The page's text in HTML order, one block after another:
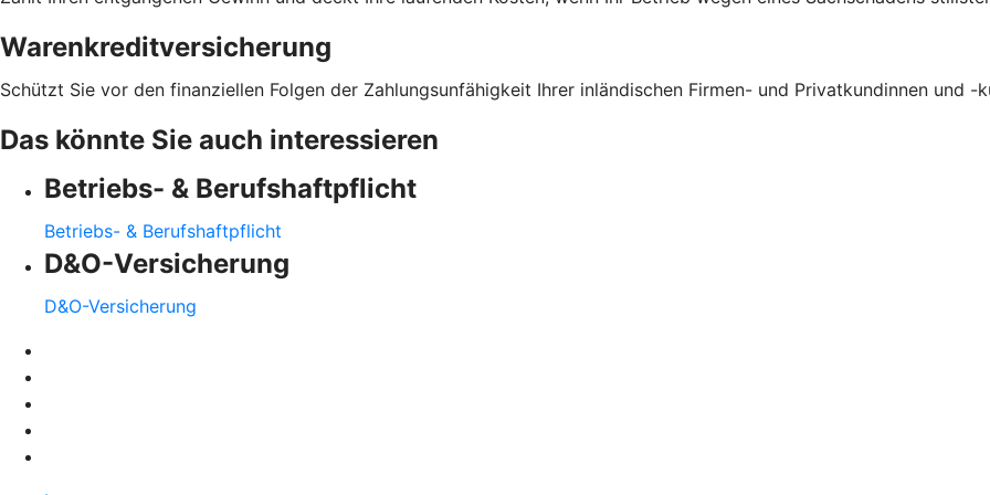
Warenkreditversicherung
Schützt Sie vor den finanziellen Folgen der Zahlungsunfähigkeit Ihrer inländischen Firmen- und Privatkundinnen und -
Das könnte Sie auch interessieren
Betriebs- & Berufshaftpflicht
Betriebs- & Berufshaftpflicht
D&O-Versicherung
D&O-Versicherung